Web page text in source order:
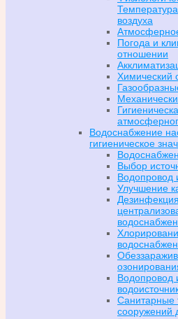
воздуха
Погода и
отношении
Химический
Водоснабжение
гигиеническое
Выбор
Водопровод
Улучшение
Водопровод
Санитарные
сооружений